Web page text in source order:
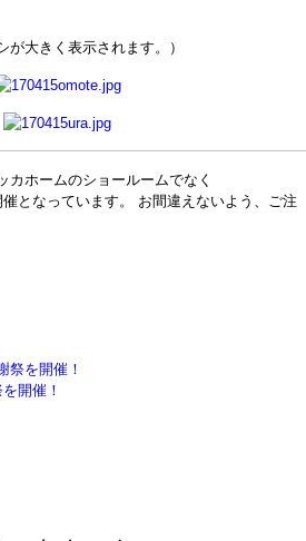
が大きく表示されます。）
ホームのショールームでなく
となっています。 お間違えないよう、ご注
祭を開催！
開催！